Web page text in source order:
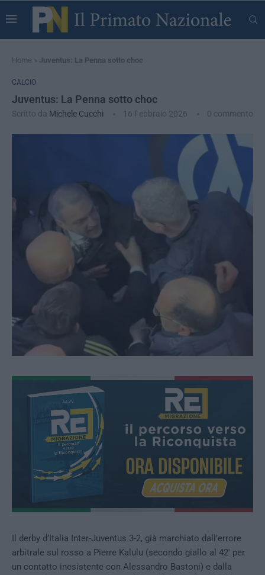
Home » Juventus: La Penna sotto choc
CALCIO
Juventus: La Penna sotto choc
Scritto da Michele Cucchi 16 Febbraio 2026 0 commento
Il derby d’Italia Inter-Juventus 3-2, già marchiato dall’errore
arbitrale sul rosso a Pierre Kalulu (secondo giallo al 42′ per
un contatto inesistente con Alessandro Bastoni) e dalla